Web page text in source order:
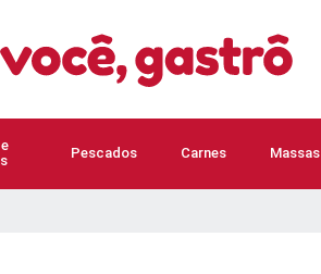
Pescados Carnes Massas